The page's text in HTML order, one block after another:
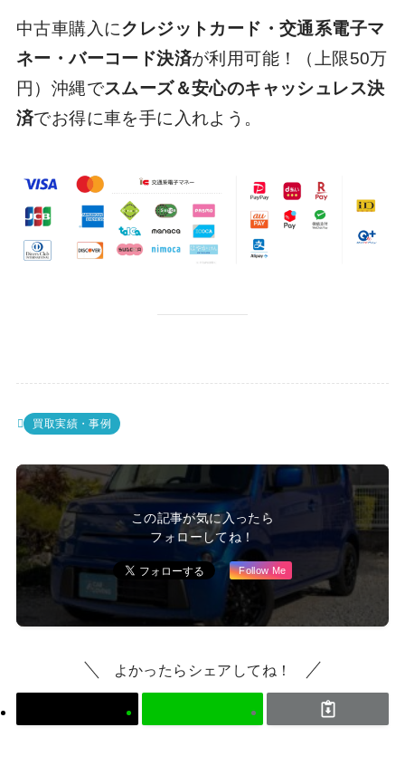
中古車購入にクレジットカード・交通系電子マ
ネー・バーコード決済が利用可能！（上限50万
円）沖縄でスムーズ＆安心のキャッシュレス決
済でお得に車を手に入れよう。
買取実績・事例
この記事が気に入ったら
フォローしてね！
Follow Me
よかったらシェアしてね！